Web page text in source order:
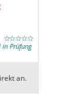
in Prüfung
an.